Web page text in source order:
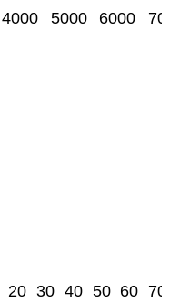
4000 5000 6000
20 30 40 50 60 70